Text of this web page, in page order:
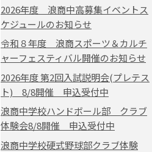
2026年度 浪商中高募集イベントス
ケジュールのお知らせ
令和８年度 浪商スポーツ＆カルチ
ャーフェスティバル開催のお知らせ
2026年度 第2回入試説明会(プレテス
ト) 8/8開催 申込受付中
浪商中学校ハンドボール部 クラブ
体験会8/8開催 申込受付中
浪商中学校硬式野球部クラブ体験